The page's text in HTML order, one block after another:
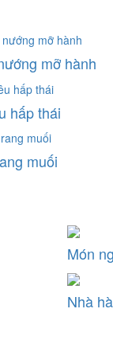
mỡ hành
hấp thái
muối
Món
Nhà